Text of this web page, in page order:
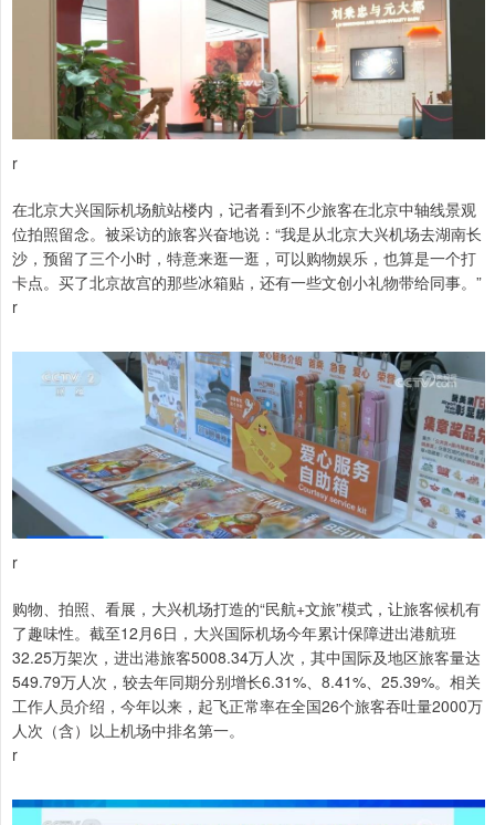
r
在北京大兴国际机场航站楼内，记者看到不少旅客在北京中轴线景观
位拍照留念。被采访的旅客兴奋地说：“我是从北京大兴机场去湖南长
沙，预留了三个小时，特意来逛一逛，可以购物娱乐，也算是一个打
卡点。买了北京故宫的那些冰箱贴，还有一些文创小礼物带给同事。”
r
r
购物、拍照、看展，大兴机场打造的“民航+文旅”模式，让旅客候机有
了趣味性。截至12月6日，大兴国际机场今年累计保障进出港航班
32.25万架次，进出港旅客5008.34万人次，其中国际及地区旅客量达
549.79万人次，较去年同期分别增长6.31%、8.41%、25.39%。相关
工作人员介绍，今年以来，起飞正常率在全国26个旅客吞吐量2000万
人次（含）以上机场中排名第一。
r